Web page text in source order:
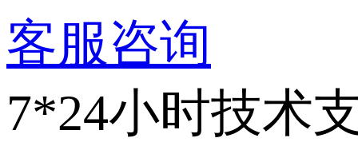
客服咨询
7*24小时技术